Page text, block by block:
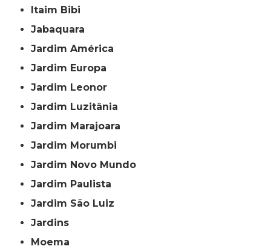
Itaim Bibi
Jabaquara
Jardim América
Jardim Europa
Jardim Leonor
Jardim Luzitânia
Jardim Marajoara
Jardim Morumbi
Jardim Novo Mundo
Jardim Paulista
Jardim São Luiz
Jardins
Moema